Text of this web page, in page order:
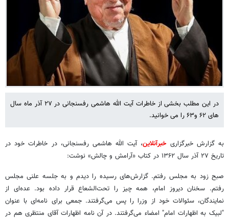
در این مطلب بخشی از خاطرات آیت الله هاشمی رفسنجانی در ۲۷ آذر ماه سال
های ۶۲ و۶۳ را می خوانید.
به گزارش خبرگزاریخبرآنلاین، آیت الله هاشمی رفسنجانی، در خاطرات خود در
تاریخ ۲۷ آذر سال ۱۳۶۲ در کتاب «آرامش و چالش» نوشت:
صبح زود به مجلس رفتم. گزارش‌های رسیده را دیدم و به جلسه علنی مجلس
رفتم. سخنان دیروز امام، همه چیز را تحت‏‌الشعاع قرار داده بود. عده‌‏ای از
نمایندگان، سئوالات خود از وزرا را پس می‏‌گرفتند. جمعی برای نامه‌‏ای با عنوان
"لبیک به اظهارات امام" امضاء می‏‌گرفتند. در آن نامه اظهارات آقای منتظری هم در